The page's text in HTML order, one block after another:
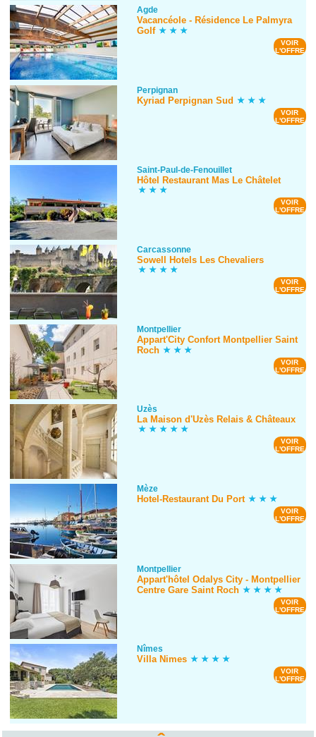
Agde
Vacancéole - Résidence Le Palmyra
Golf
VOIR
L'OFFRE
Perpignan
Kyriad Perpignan Sud
VOIR
L'OFFRE
Saint-Paul-de-Fenouillet
Hôtel Restaurant Mas Le Châtelet
VOIR
L'OFFRE
Carcassonne
Sowell Hotels Les Chevaliers
VOIR
L'OFFRE
Montpellier
Appart'City Confort Montpellier Saint
Roch
VOIR
L'OFFRE
Uzès
La Maison d'Uzès Relais & Châteaux
VOIR
L'OFFRE
Mèze
Hotel-Restaurant Du Port
VOIR
L'OFFRE
Montpellier
Appart'hôtel Odalys City - Montpellier
Centre Gare Saint Roch
VOIR
L'OFFRE
Nîmes
Villa Nimes
VOIR
L'OFFRE